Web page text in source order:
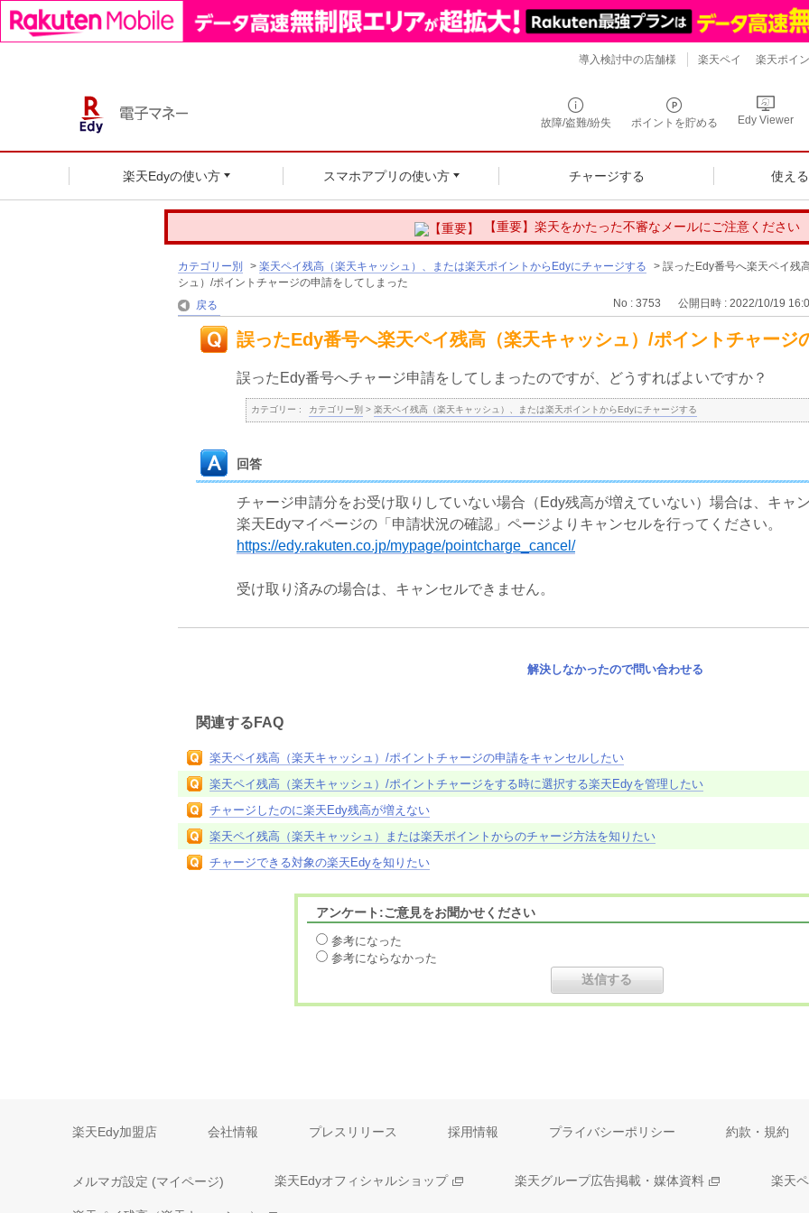
故障/盗難/紛失 ポイントを貯める Edy Viewer
楽天Edyの使い方 スマホアプリの使い方 チャージする 使え
導入検討中の店舗様 楽天ペイ 楽天ポイ
【重要】楽天をかたった不審なメールにご注意ください
カテゴリー別 > 楽天ペイ残高（楽天キャッシュ）、または楽天ポイントからEdyにチャージする > 誤ったEdy番号へ楽天ペイ残
シュ）/ポイントチャージの申請をしてしまった
戻る
No : 3753 公開日時 : 2022/10/19
誤ったEdy番号へ楽天ペイ残高（楽天キャッシュ）/ポイントチャージ
誤ったEdy番号へチャージ申請をしてしまったのですが、どうすればよいですか？
カテゴリー : カテゴリー別 > 楽天ペイ残高（楽天キャッシュ）、または楽天ポイントからEdyにチャージする
回答
チャージ申請分をお受け取りしていない場合（Edy残高が増えていない）場合は、キャ
楽天Edyマイページの「申請状況の確認」ページよりキャンセルを行ってください。
https://edy.rakuten.co.jp/mypage/pointcharge_cancel/
受け取り済みの場合は、キャンセルできません。
解決しなかったので問い合わせる
関連するFAQ
楽天ペイ残高（楽天キャッシュ）/ポイントチャージの申請をキャンセルしたい
楽天ペイ残高（楽天キャッシュ）/ポイントチャージをする時に選択する楽天Edyを管理したい
チャージしたのに楽天Edy残高が増えない
楽天ペイ残高（楽天キャッシュ）または楽天ポイントからのチャージ方法を知りたい
チャージできる対象の楽天Edyを知りたい
アンケート:ご意見をお聞かせください
参考になった
参考にならなかった
楽天Edy加盟店 会社情報 プレスリリース 採用情報 プライバシーポリシー 約款・規約
メルマガ設定 (マイページ) 楽天Edyオフィシャルショップ 楽天グループ広告掲載・媒体資料 楽天